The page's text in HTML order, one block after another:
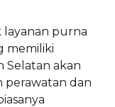
layanan purna
memiliki
Selatan akan
perawatan dan